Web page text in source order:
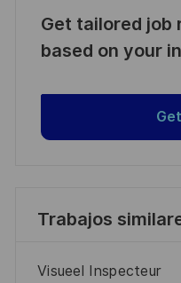
Get tailored job
based on your
Trabajos
Visueel Inspecteur